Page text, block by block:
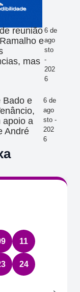
reunião
e
mas
6 de
ago
sto
-
202
6
Bado e
apoio a
André
6 de
ago
sto -
202
6
11
24